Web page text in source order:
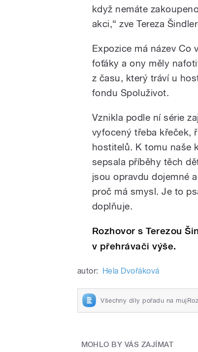
když nemáte
akci,“ zve Tereza
Expozice má název Co
foťáky a ony měly
z času, který tráví u
fondu Spoluživot.
Vznikla podle ní série
vyfocený třeba křeček,
hostitelů. K tomu naše
sepsala příběhy těch
jsou opravdu dojemné
proč má smysl. Je to
doplňuje.
Rozhovor s Terezou
v přehrávači výše.
autor: Hela Dvořáková
Všechny díly pořadu na
MOHLO BY VÁS ZAJÍMAT